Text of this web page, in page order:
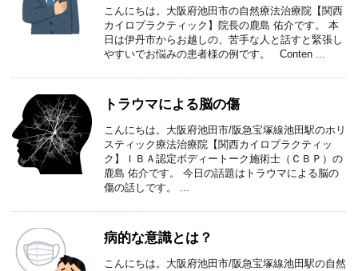
こんにちは。大阪府池田市の自然療法治療院【関西
カイロプラクティック】院長の鹿島 佑介です。 本
日は伊丹市からお越しの、苦手な人と話すと緊張し
やすいでお悩みの患者様の例です。 Conten ...
トラウマによる脳の傷
こんにちは。大阪府池田市/阪急宝塚線池田駅のホリ
スティック療法治療院【関西カイロプラクティッ
ク】ＩＢＡ認定ボディートーク施術士（ＣＢＰ）の
鹿島 佑介です。 今日の話題はトラウマによる脳の
傷の話しです。 ...
病的な意識とは？
こんにちは。大阪府池田市/阪急宝塚線池田駅の自然